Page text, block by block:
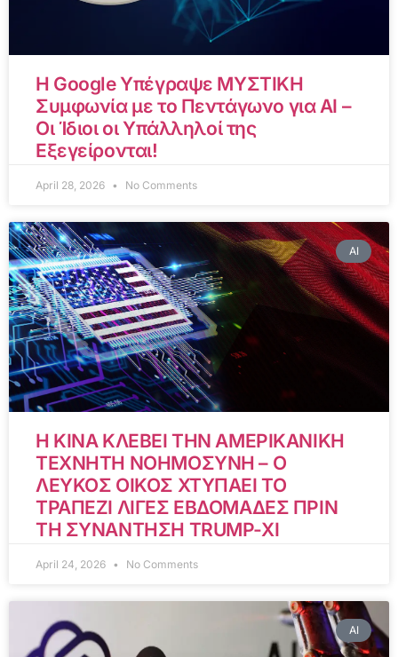
Η Google Υπέγραψε ΜΥΣΤΙΚΗ
Συμφωνία με το Πεντάγωνο για AI –
Οι Ίδιοι οι Υπάλληλοί της
Εξεγείρονται!
April 28, 2026 No Comments
AI
Η ΚΙΝΑ ΚΛΕΒΕΙ ΤΗΝ ΑΜΕΡΙΚΑΝΙΚΗ
ΤΕΧΝΗΤΗ ΝΟΗΜΟΣΥΝΗ – Ο
ΛΕΥΚΟΣ ΟΙΚΟΣ ΧΤΥΠΑΕΙ ΤΟ
ΤΡΑΠΕΖΙ ΛΙΓΕΣ ΕΒΔΟΜΑΔΕΣ ΠΡΙΝ
ΤΗ ΣΥΝΑΝΤΗΣΗ TRUMP-XI
April 24, 2026 No Comments
AI